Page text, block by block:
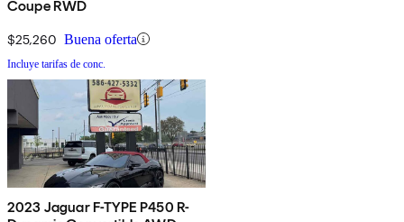
Coupe RWD
$25,260 Buena oferta
Incluye tarifas de conc.
2023 Jaguar F-TYPE P450 R-